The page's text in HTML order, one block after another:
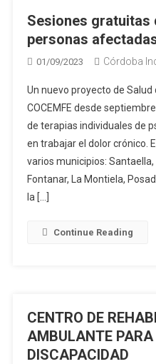
Sesiones gratuitas
personas
01/09/2023 Córdoba
Un nuevo proyecto de
COCEMFE desde
de terapias individuales de
en trabajar el dolor crónico.
varios municipios: Santaella,
Fontanar, La Montiela,
la […]
Continue Reading
CENTRO DE
AMBULANTE
DISCAPACIDAD